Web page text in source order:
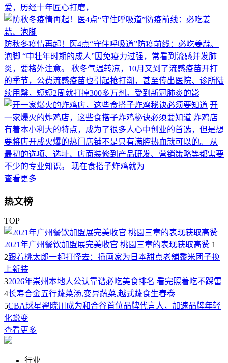
爱，历经十年匠心打磨，
防秋冬疫情再起！医4点“守住呼吸道”防疫前线：必吃姜蒜、
泡脚 “中壮年时期的成人”因免疫力过强，常看到流感并发肺
炎，要格外注意。 秋冬气温转凉，10月又到了流感疫苗开打
的季节，公费流感疫苗也引起抢打潮，甚至传出医院、诊所陆
续用罄，短短2周就打掉300多万剂。受到新冠肺炎的影
开
一家爆火的炸鸡店，这些食搭子炸鸡秘诀必须要知道 炸鸡店
有着本小利大的特点，成为了很多人心中创业的首选，但是想
要将店开成火爆的热门店铺不是只有满腔热血就可以的。 从
最初的选项、选址、店面装修到产品研发、营销策略等都需要
不少的专业知识。 现在食搭子炸鸡就为
查看更多
热文榜
TOP
2021年广州餐饮加盟展完美收官 桃園三章的表现获取高赞 1
2跟着桃太郎一起打怪去：插画家为日本甜点老舖黍米团子换
上新装
32026年崇州本地人公认靠谱必吃美食排名 看完照着吃不踩雷
4长寿合金五行蔬菜汤,变异蔬菜,越式蔬食生春卷
5CBA球星翟晓川成为和合谷首位品牌代言人，加速品牌年轻
化蜕变
查看更多
行业